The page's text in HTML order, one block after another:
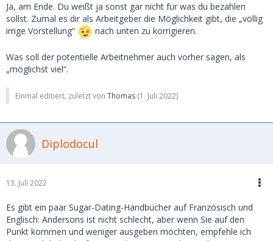
Ja, am Ende. Du weißt ja sonst gar nicht für was du bezahlen
sollst. Zumal es dir als Arbeitgeber die Möglichkeit gibt, die „völlig
irrige Vorstellung“
nach unten zu korrigieren.
Was soll der potentielle Arbeitnehmer auch vorher sagen, als
„möglichst viel“.
Einmal editiert, zuletzt von Thomas (1. Juli 2022)
Diplodocul
13. Juli 2022
Es gibt ein paar Sugar-Dating-Handbücher auf Französisch und
Englisch: Andersons ist nicht schlecht, aber wenn Sie auf den
Punkt kommen und weniger ausgeben möchten, empfehle ich